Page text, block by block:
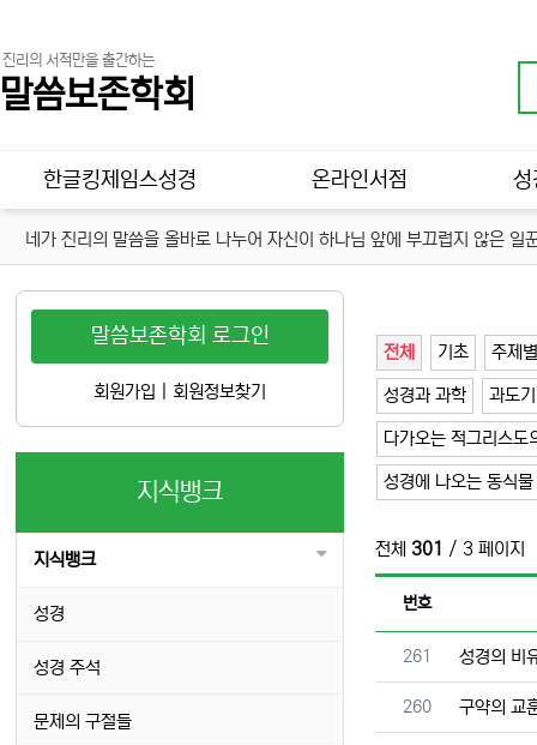
진리의 서적만을 출간하는
말씀보존학회
메인 메뉴
한글킹제임스성경 온라인서점 성
네가 진리의 말씀을 올바로 나누어 자신이 하나님 앞에 부끄럽지 않은
전체 기초 주제별
성경과 과학 과도
다가오는 적그리스도
성경에 나오는 동식물
전체 301 / 3 페이지
번호
번호
261 성경의 비
번호
260 구약의 교
말씀보존학회 로그인
회원가입 회원정보찾기
지식뱅크
지식뱅크
성경
성경 주석
문제의 구절들